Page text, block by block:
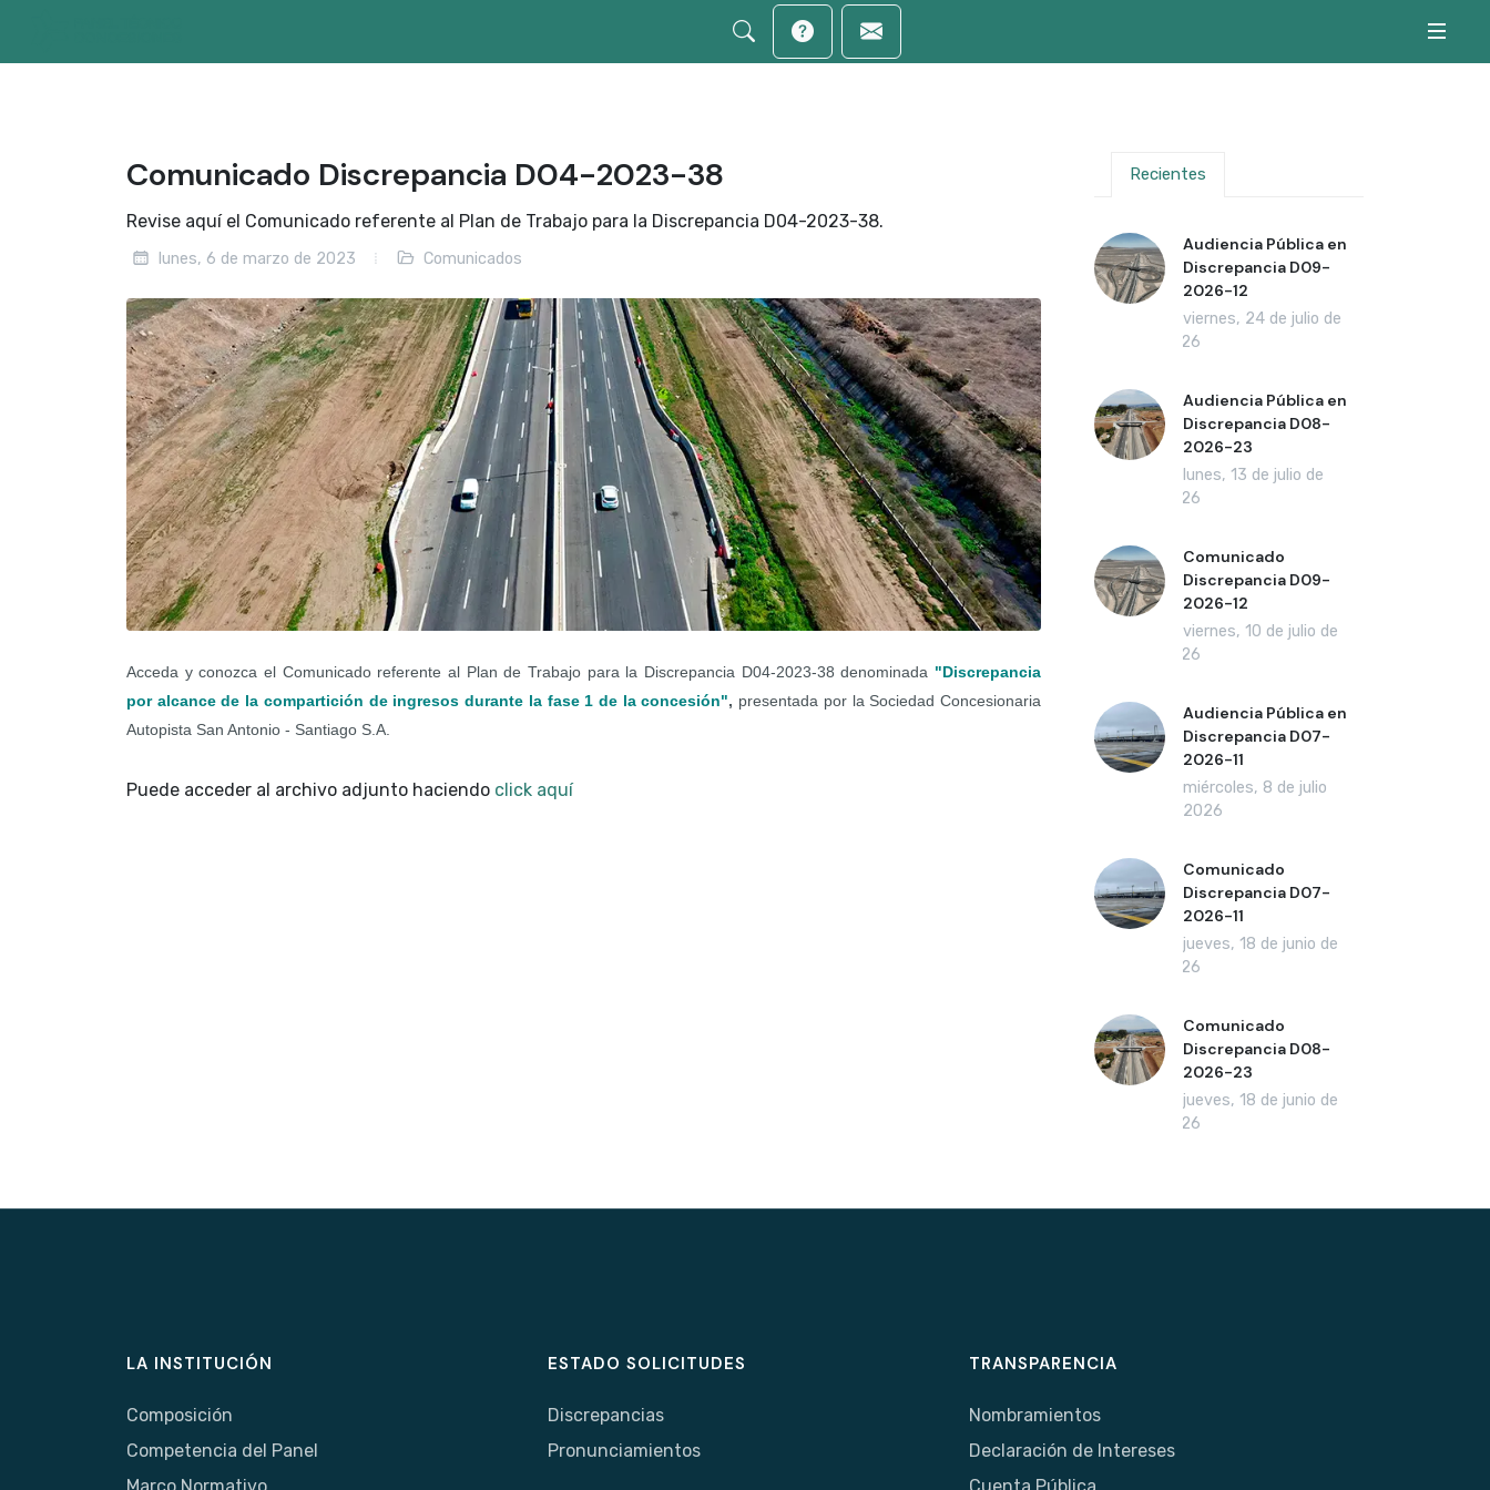
Comunicado Discrepancia D04-2023-38
Revise aquí el Comunicado referente al Plan de Trabajo para la Discrepancia D04-2023-38.
lunes, 6 de marzo de 2023 Comunicados
Acceda y conozca el Comunicado referente al Plan de Trabajo para la Discrepancia D04-2023-38 denominada "Discrepancia
por alcance de la compartición de ingresos durante la fase 1 de la concesión", presentada por la Sociedad Concesionaria
Autopista San Antonio - Santiago S.A.
Puede acceder al archivo adjunto haciendo click aquí
Recientes
Audiencia Pública en
Discrepancia D09-
2026-12
viernes, 24 de julio de
2026
Audiencia Pública en
Discrepancia D08-
2026-23
lunes, 13 de julio de
2026
Comunicado
Discrepancia D09-
2026-12
viernes, 10 de julio de
2026
Audiencia Pública en
Discrepancia D07-
2026-11
miércoles, 8 de julio
de 2026
Comunicado
Discrepancia D07-
2026-11
jueves, 18 de junio de
2026
Comunicado
Discrepancia D08-
2026-23
jueves, 18 de junio de
2026
LA INSTITUCIÓN
Composición
Competencia del Panel
Marco Normativo
ESTADO SOLICITUDES
Discrepancias
Pronunciamientos
TRANSPARENCIA
Nombramientos
Declaración de Intereses
Cuenta Pública